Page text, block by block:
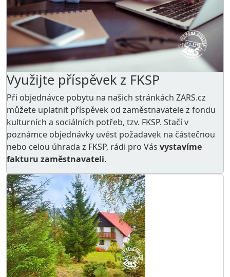
Využijte příspěvek z FKSP
Při objednávce pobytu na našich stránkách ZARS.cz
můžete uplatnit příspěvek od zaměstnavatele z fondu
kulturních a sociálních potřeb, tzv. FKSP. Stačí v
poznámce objednávky uvést požadavek na částečnou
nebo celou úhrada z FKSP, rádi pro Vás vystavíme
fakturu zaměstnavateli.